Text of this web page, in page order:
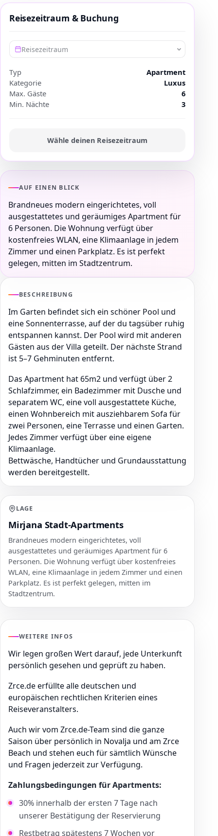
AUF EINEN BLICK
Brandneues modern eingerichtetes, voll
ausgestattetes und geräumiges Apartment für
6 Personen. Die Wohnung verfügt über
kostenfreies WLAN, eine Klimaanlage in jedem
Zimmer und einen Parkplatz. Es ist perfekt
gelegen, mitten im Stadtzentrum.
BESCHREIBUNG
Im Garten befindet sich ein schöner Pool und
eine Sonnenterrasse, auf der du tagsüber ruhig
entspannen kannst. Der Pool wird mit anderen
Gästen aus der Villa geteilt. Der nächste Strand
ist 5–7 Gehminuten entfernt.
Das Apartment hat 65m2 und verfügt über 2
Schlafzimmer, ein Badezimmer mit Dusche und
separatem WC, eine voll ausgestattete Küche,
einen Wohnbereich mit ausziehbarem Sofa für
zwei Personen, eine Terrasse und einen Garten.
Jedes Zimmer verfügt über eine eigene
Klimaanlage.
Bettwäsche, Handtücher und Grundausstattung
werden bereitgestellt.
Reisezeitraum & Buchung
Reisezeitraum
Typ
Apartment
Kategorie
Luxus
Max. Gäste
6
Min. Nächte
3
Wähle deinen Reisezeitraum
LAGE
Mirjana Stadt-Apartments
Brandneues modern eingerichtetes, voll
ausgestattetes und geräumiges Apartment für 6
Personen. Die Wohnung verfügt über kostenfreies
WLAN, eine Klimaanlage in jedem Zimmer und einen
Parkplatz. Es ist perfekt gelegen, mitten im
Stadtzentrum.
WEITERE INFOS
Wir legen großen Wert darauf, jede Unterkunft
persönlich gesehen und geprüft zu haben.
Zrce.de erfüllte alle deutschen und
europäischen rechtlichen Kriterien eines
Reiseveranstalters.
Auch wir vom Zrce.de-Team sind die ganze
Saison über persönlich in Novalja und am Zrce
Beach und stehen euch für sämtlich Wünsche
und Fragen jederzeit zur Verfügung.
Zahlungsbedingungen für Apartments:
30% innerhalb der ersten 7 Tage nach
unserer Bestätigung der Reservierung
Restbetrag spätestens 7 Wochen vor